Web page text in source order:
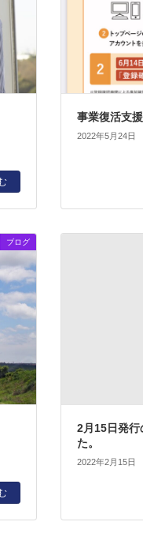
事業復活支
2022年5月24日
ブログ
2月15日発行
た。
2022年2月15日